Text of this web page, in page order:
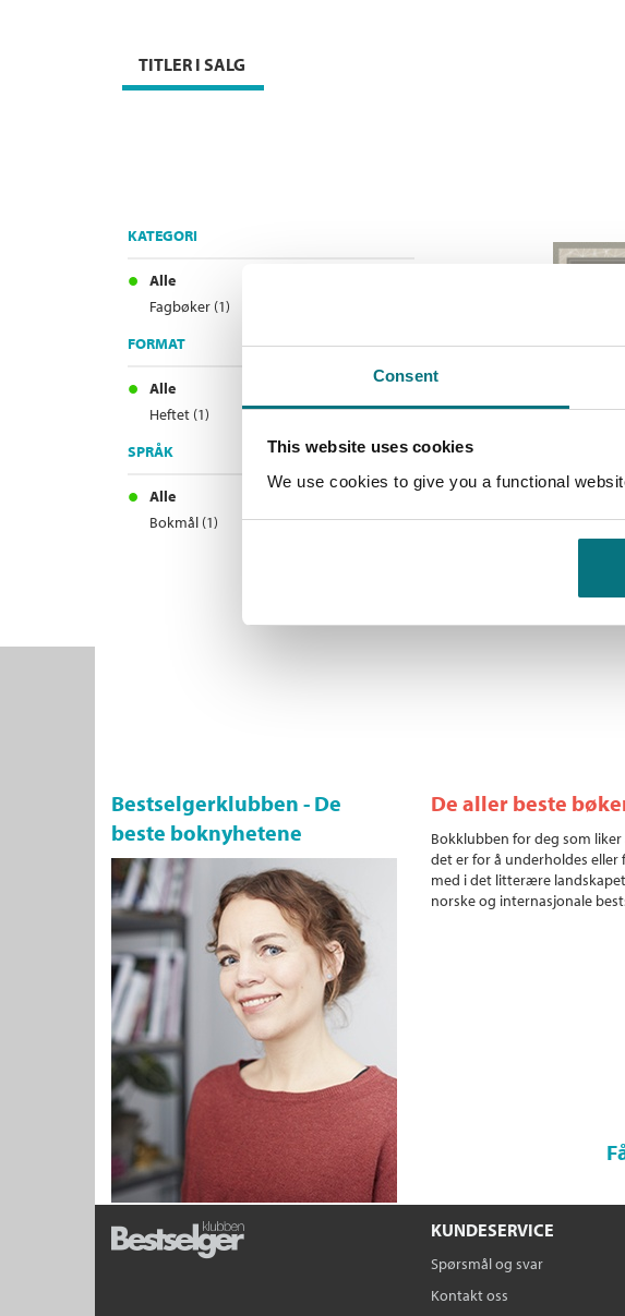
Consent
This website uses cookies
We use cookies to give you a functional
TITLER I SALG
KATEGORI
Alle
Fagbøker (1)
FORMAT
Alle
Heftet (1)
SPRÅK
Alle
Bokmål (1)
Ragnvald
Andreas
Bestselgerklubben - De
beste boknyhetene
De aller beste
Bokklubben for deg som liker
det er for å underholdes eller
med i det litterære
norske og internasjonale
KUNDESERVICE
Spørsmål og svar
Kontakt oss